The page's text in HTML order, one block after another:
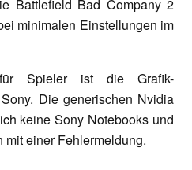
Battlefield Bad Company 2
minimalen Einstellungen im
Spieler ist die Grafik-
Die generischen Nvidia
keine Sony Notebooks und
einer Fehlermeldung.